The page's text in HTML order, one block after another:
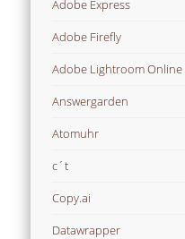
Adobe Express
Adobe Firefly
Adobe Lightroom Online
Answergarden
Atomuhr
c´t
Copy.ai
Datawrapper